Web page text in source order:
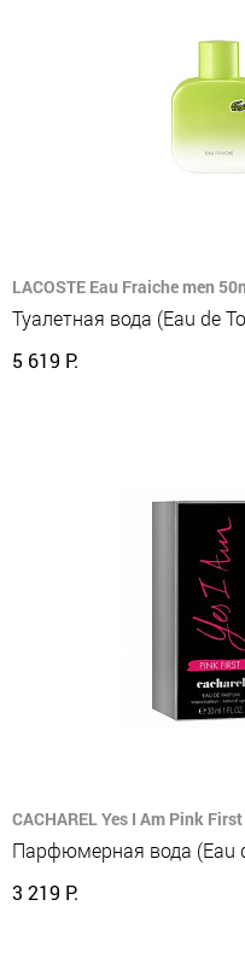
LACOSTE Eau Fraiche men
Туалетная вода (Eau de
5 619 Р.
CACHAREL Yes I Am Pink
Парфюмерная вода (Eau
3 219 Р.